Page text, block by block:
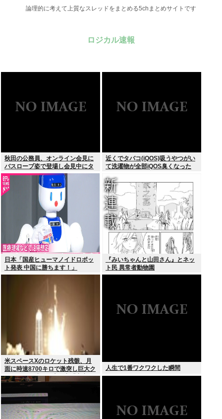
論理的に考えて上質なスレッドをまとめる5chまとめサイトです
ロジカル速報
秋田の公務員、オンライン会見に
バスローブ姿で登場し会見中にタ
バコを吸う←あのさあ！
近くでタバコ(iQOS)吸うやつがい
て洗濯物が全部iQOS臭くなった
日本「国産ヒューマノイドロボッ
ト発表 中国に勝ちます！」
youtubeで1万いいね
『みいちゃんと山田さん』とネッ
ト民 異常者動物園
米スペースXのロケット残骸、月
面に時速8700キロで激突し巨大ク
レーター形成か…専門家「宇宙ご
み処分に無頓着」
人生で1番ワクワクした瞬間